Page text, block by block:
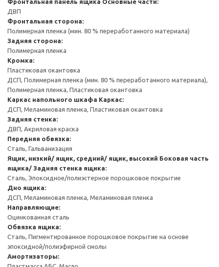
ДВП
Фронтальная сторона:
Полимерная пленка (мин. 80 % переработанного материала)
Задняя сторона:
Полимерная пленка
Кромка:
Пластиковая окантовка
ДСП, Полимерная пленка (мин. 80 % переработанного материала),
Полимерная пленка, Пластиковая окантовка
Каркас напольного шкафа Каркас:
ДСП, Меламиновая пленка, Пластиковая окантовка
Задняя стенка:
ДВП, Акриловая краска
Передняя обвязка:
Сталь, Гальванизация
Ящик, низкий/ ящик, средний/ ящик, высокий Боковая часть
ящика/ Задняя стенка ящика:
Сталь, Эпоксидное/полиэстерное порошковое покрытие
Дно ящика:
ДСП, Меламиновая пленка, Меламиновая пленка
Направляющие:
Оцинкованная сталь
Обвязка ящика:
Сталь, Пигментированное порошковое покрытие на основе
эпоксидной/полиэфирной смолы
Амортизаторы: